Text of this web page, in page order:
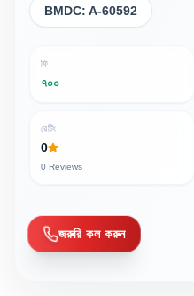
BMDC: A-60592
ফি
৭০০
রেটিং
0
0 Reviews
জরুরি কল করুন